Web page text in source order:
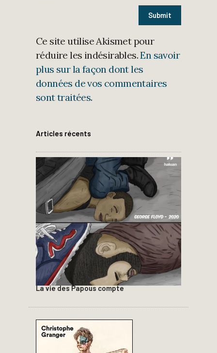
Ce site utilise Akismet pour
réduire les indésirables.En savoir
plus sur la façon dont les
données de vos commentaires
sont traitées.
Articles récents
La vie des Papous compte